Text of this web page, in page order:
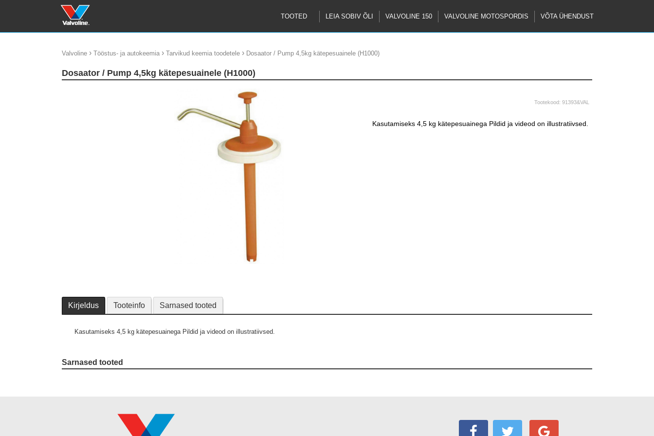
TOOTED LEIA SOBIV ÕLI VALVOLINE 150 VALVOLINE MOTOSPORDIS VÕTA ÜHENDUST
Valvoline › Tööstus- ja autokeemia › Tarvikud keemia toodetele › Dosaator / Pump 4,5kg kätepesuainele (H1000)
Dosaator / Pump 4,5kg kätepesuainele (H1000)
Tootekood: 91393&VAL
Kasutamiseks 4,5 kg kätepesuainega Pildid ja videod on illustratiivsed.
Kirjeldus Tooteinfo Sarnased tooted
Kasutamiseks 4,5 kg kätepesuainega Pildid ja videod on illustratiivsed.
Sarnased tooted